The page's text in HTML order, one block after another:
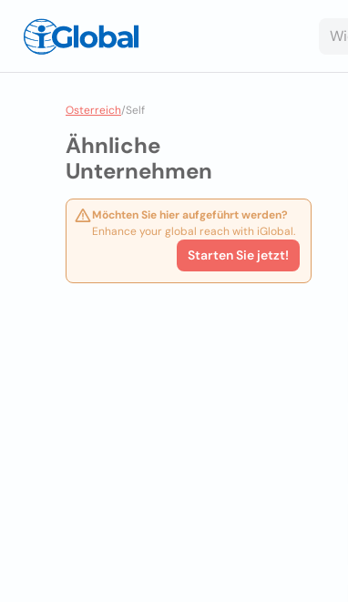
Osterreich/Self
Ähnliche
Unternehmen
Möchten Sie hier aufgeführt werden?
Enhance your global reach with iGlobal.
Starten Sie jetzt!